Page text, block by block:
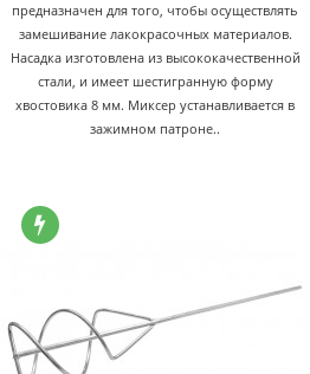
предназначен для того, чтобы осуществлять
замешивание лакокрасочных материалов.
Насадка изготовлена из высококачественной
стали, и имеет шестигранную форму
хвостовика 8 мм. Миксер устанавливается в
зажимном патроне..